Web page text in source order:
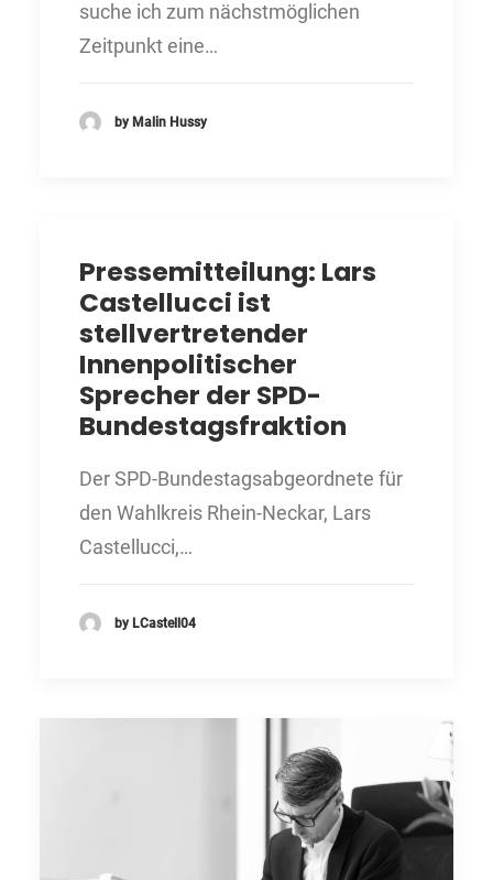
suche ich zum nächstmöglichen
Zeitpunkt eine…
by Malin Hussy
Pressemitteilung: Lars
Castellucci ist
stellvertretender
Innenpolitischer
Sprecher der SPD-
Bundestagsfraktion
Der SPD-Bundestagsabgeordnete für
den Wahlkreis Rhein-Neckar, Lars
Castellucci,…
by LCastell04